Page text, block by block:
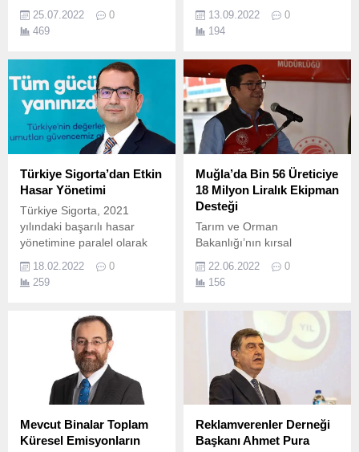
iş insanı Cemal Sümbül,
Türkiye’nin farklı illerinde
yatırımlarına hız kesmeden
25.07.2022
0
469
elektronik para kuruluşu
iyzico, üst yönetim
kadrosunu güçlendirmeye
13.09.2022
0
194
Türkiye Sigorta’dan Etkin
Hasar Yönetimi
Türkiye Sigorta, 2021
yılındaki başarılı hasar
yönetimine paralel olarak
afetler nedeniyle 50 milyon
TL hasar ödemesi
18.02.2022
0
259
Muğla’da Bin 56 Üreticiye
18 Milyon Liralık Ekipman
Desteği
Tarım ve Orman
Bakanlığı’nın kırsal
desteklenmesi projesi
kapsamında Muğla İl tarım
tarafından bin 56 üreticiye,
18 milyon lira değerinde
makine-ekipman dağıtımı
başlatıldı.
22.06.2022
0
156
Mevcut Binalar Toplam
Küresel Emisyonların
Reklamverenler Derneği
Başkanı Ahmet Pura